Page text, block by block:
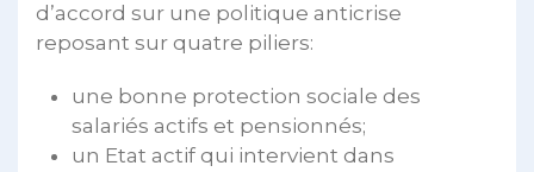
d’accord sur une politique anticrise
reposant sur quatre piliers:
une bonne protection sociale des
salariés actifs et pensionnés;
un Etat actif qui intervient dans